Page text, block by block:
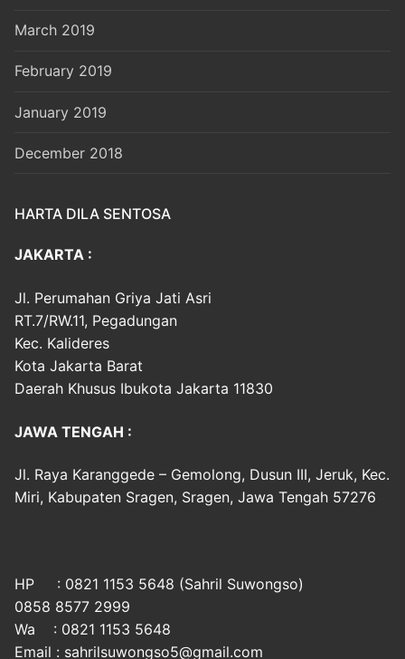
March 2019
February 2019
January 2019
December 2018
HARTA DILA SENTOSA
JAKARTA :
Jl. Perumahan Griya Jati Asri
RT.7/RW.11, Pegadungan
Kec. Kalideres
Kota Jakarta Barat
Daerah Khusus Ibukota Jakarta 11830
JAWA TENGAH :
Jl. Raya Karanggede – Gemolong, Dusun III, Jeruk, Kec.
Miri, Kabupaten Sragen, Sragen, Jawa Tengah 57276
HP : 0821 1153 5648 (Sahril Suwongso)
0858 8577 2999
Wa : 0821 1153 5648
Email : sahrilsuwongso5@gmail.com